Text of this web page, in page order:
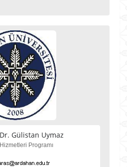
Gülistan Uymaz
Programı